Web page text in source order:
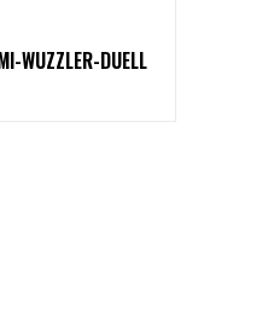
WUZZLER-DUELL